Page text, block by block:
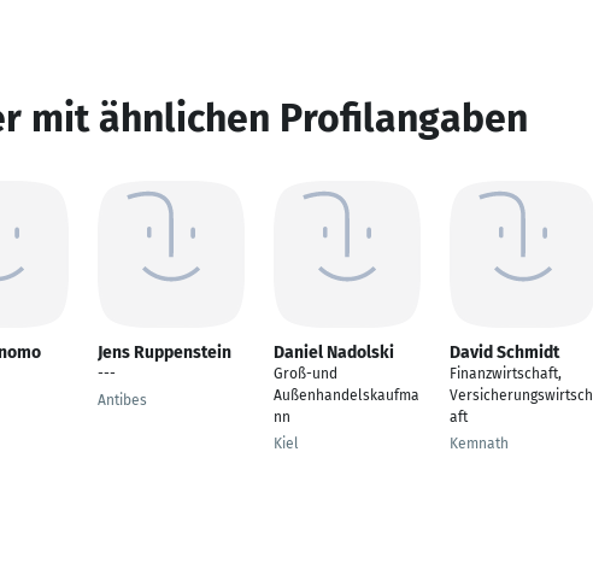
mit ähnlichen Profilangaben
Jens Ruppenstein
---
Antibes
Daniel Nadolski
Groß-und
Außenhandelskaufma
nn
Kiel
David Schmidt
Finanzwirtschaft,
Versicherungswirtsch
aft
Kemnath